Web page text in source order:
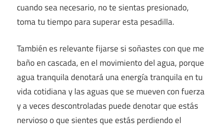
cuando sea necesario, no te sientas presionado,
toma tu tiempo para superar esta pesadilla.
También es relevante fijarse si soñastes con que me
baño en cascada, en el movimiento del agua, porque
agua tranquila denotará una energía tranquila en tu
vida cotidiana y las aguas que se mueven con fuerza
y a veces descontroladas puede denotar que estás
nervioso o que sientes que estás perdiendo el